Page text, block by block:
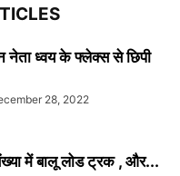
नेता ध्वय के फ्लेक्स से छिपी
28, 2022
में बालू लोड ट्रक , और...